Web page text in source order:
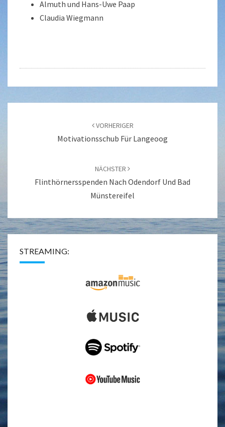
Almuth und Hans-Uwe Paap
Claudia Wiegmann
VORHERIGER
Motivationsschub Für Langeoog
NÄCHSTER
Flinthörnersspenden Nach Odendorf Und Bad
Münstereifel
STREAMING: